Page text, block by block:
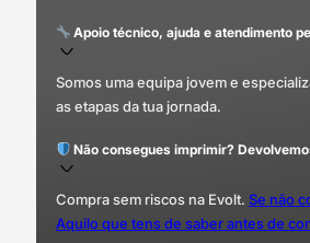
Apoio técnico, ajuda e atendimento
Somos uma equipa jovem e
as etapas da tua jornada.
Não consegues imprimir?
Compra sem riscos na Evolt. Se não
Aquilo que tens de saber antes de